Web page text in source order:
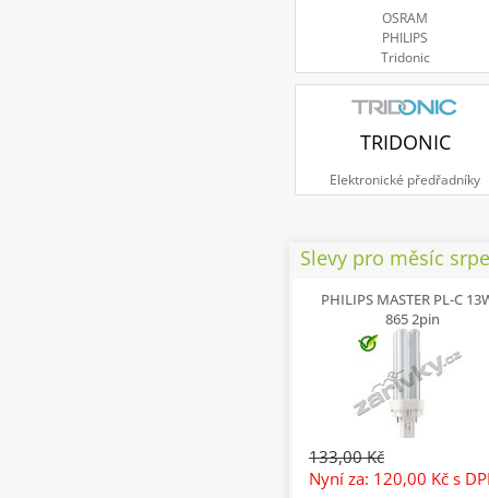
OSRAM
PHILIPS
Tridonic
TRIDONIC
Elektronické předřadníky
Slevy pro měsíc
PHILIPS MASTER PL-C
865 2pin
133,00 Kč
Nyní za: 120,00 Kč s